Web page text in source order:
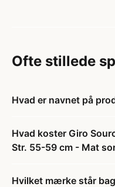
Ofte stillede
Hvad er navnet på
Hvad koster Giro
Str. 55-59 cm - Mat
Hvilket mærke står